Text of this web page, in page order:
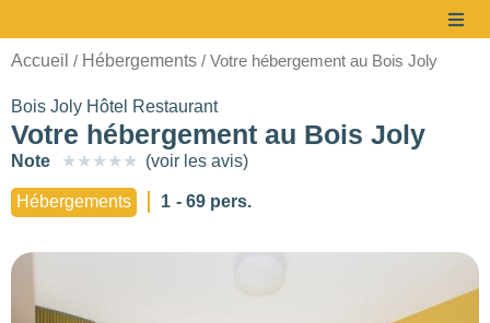
Accueil / Hébergements / Votre hébergement au Bois Joly
Bois Joly Hôtel Restaurant
Votre hébergement au Bois Joly
Note ★★★★★ (voir les avis)
Hébergements 1 - 69 pers.